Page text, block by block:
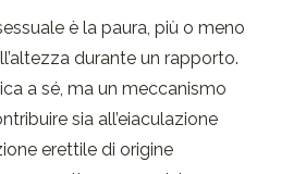
è la paura, più o meno
durante un rapporto.
a sé, ma un meccanismo
sia all’eiaculazione
erettile di origine